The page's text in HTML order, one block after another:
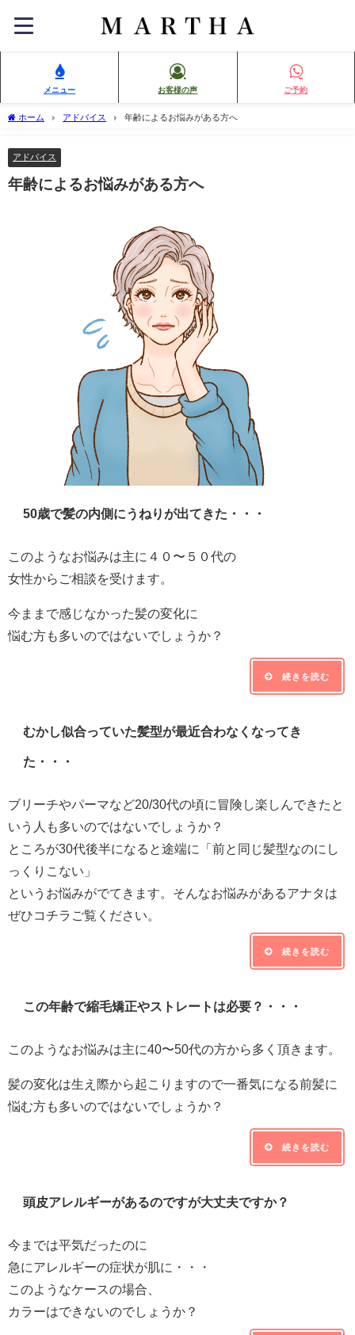
メニュー お客様の声 ご予約
ホーム アドバイス 年齢によるお悩みがある方へ
アドバイス
年齢によるお悩みがある方へ
50歳で髪の内側にうねりが出てきた・・・
このようなお悩みは主に４０〜５０代の
女性からご相談を受けます。
今ままで感じなかった髪の変化に
悩む方も多いのではないでしょうか？
続きを読む
むかし似合っていた髪型が最近合わなくなってき
た・・・
ブリーチやパーマなど20/30代の頃に冒険し楽しんできたと
いう人も多いのではないでしょうか？
ところが30代後半になると途端に「前と同じ髪型なのにし
っくりこない」
というお悩みがでてきます。そんなお悩みがあるアナタは
ぜひコチラご覧ください。
続きを読む
この年齢で縮毛矯正やストレートは必要？・・・
このようなお悩みは主に40〜50代の方から多く頂きます。
髪の変化は生え際から起こりますので一番気になる前髪に
悩む方も多いのではないでしょうか？
続きを読む
頭皮アレルギーがあるのですが大丈夫ですか？
今までは平気だったのに
急にアレルギーの症状が肌に・・・
このようなケースの場合、
カラーはできないのでしょうか？